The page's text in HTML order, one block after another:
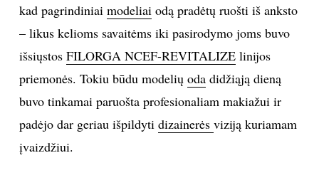
INTERJERAS
VIRTUVĖ
RECEPTAI
kad pagrindiniai modeliaiodą pradėtų ruošti iš anksto
– likus kelioms savaitėms iki pasirodymo joms buvo
išsiųstos FILORGA NCEF-REVITALIZElinijos
priemonės. Tokiu būdu modelių odadidžiąją dieną
buvo tinkamai paruošta profesionaliam makiažui ir
padėjo dar geriau išpildyti dizainerės viziją kuriamam
įvaizdžiui.